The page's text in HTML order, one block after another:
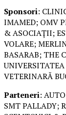
Sponsori:
IMAMED; OMV
& ASOCIAȚII;
VOLARE;
BASARAB; THE
VETERINARĂ
Parteneri:
SMT PALLADY;